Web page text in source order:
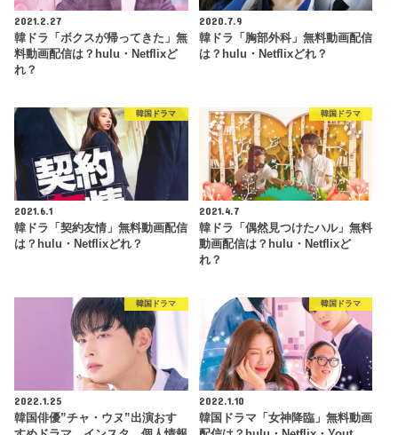
2021.2.27
韓ドラ「ボクスが帰ってきた」無
料動画配信は？hulu・Netflixど
れ？
2020.7.9
韓ドラ「胸部外科」無料動画配信
は？hulu・Netflixどれ？
韓国ドラマ
2021.6.1
韓ドラ「契約友情」無料動画配信
は？hulu・Netflixどれ？
韓国ドラマ
2021.4.7
韓ドラ「偶然見つけたハル」無料
動画配信は？hulu・Netflixど
れ？
韓国ドラマ
2022.1.25
韓国俳優”チャ・ウヌ”出演おす
韓国ドラマ
2022.1.10
韓国ドラマ「女神降臨」無料動画